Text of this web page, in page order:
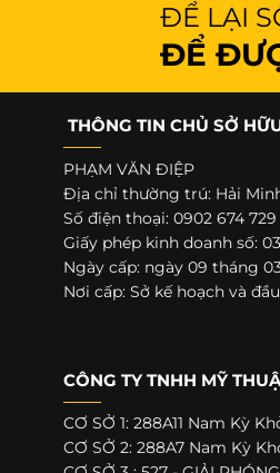
ĐỂ LẠI
ĐỂ
THÔNG TIN CHỦ SỞ
PHẠM VĂN ĐIỆP
Địa chỉ thường trú: Hải
Số điện thoại: 0902 674 729
Giấy phép kinh doanh số:
Ngày cấp: ngày 09 tháng
Nơi cấp: Sở kế hoạch và
CÔNG TY TNHH MỸ
CƠ SỞ 1: 288A11 Nam Kỳ
CƠ SỞ 2: 288A7 Nam Kỳ